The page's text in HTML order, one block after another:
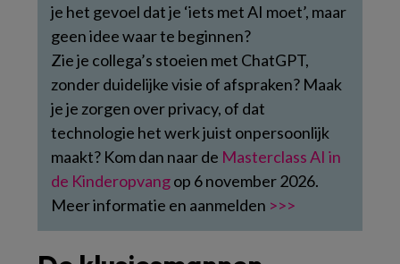
je het gevoel dat je ‘iets met AI moet’, maar
geen idee waar te beginnen?
Zie je collega’s stoeien met ChatGPT,
zonder duidelijke visie of afspraken? Maak
je je zorgen over privacy, of dat
technologie het werk juist onpersoonlijk
maakt? Kom dan naar de Masterclass AI in
de Kinderopvangop 6 november 2026.
Meer informatie en aanmelden >>>